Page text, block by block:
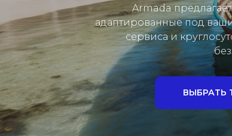
Armada
адаптированные под
сервиса и
ВЫБРАТЬ